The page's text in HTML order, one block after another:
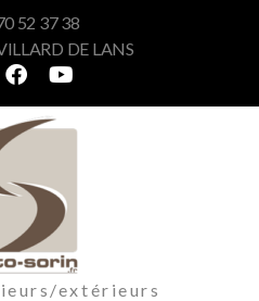
52 37 38
DE LANS
extérieurs